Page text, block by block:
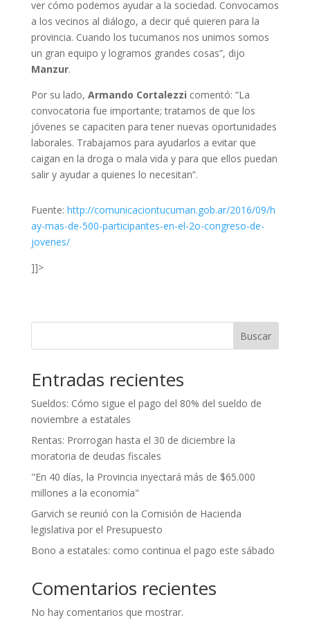
ver cómo podemos ayudar a la sociedad. Convocamos
a los vecinos al diálogo, a decir qué quieren para la
provincia. Cuando los tucumanos nos unimos somos
un gran equipo y logramos grandes cosas”, dijo
Manzur.
Por su lado, Armando Cortalezzi comentó: “La
convocatoria fue importante; tratamos de que los
jóvenes se capaciten para tener nuevas oportunidades
laborales. Trabajamos para ayudarlos a evitar que
caigan en la droga o mala vida y para que ellos puedan
salir y ayudar a quienes lo necesitan”.
Fuente: http://comunicaciontucuman.gob.ar/2016/09/h
ay-mas-de-500-participantes-en-el-2o-congreso-de-
jovenes/
]]>
Buscar
Entradas recientes
Sueldos: Cómo sigue el pago del 80% del sueldo de
noviembre a estatales
Rentas: Prorrogan hasta el 30 de diciembre la
moratoria de deudas fiscales
"En 40 días, la Provincia inyectará más de $65.000
millones a la economía"
Garvich se reunió con la Comisión de Hacienda
legislativa por el Presupuesto
Bono a estatales: como continua el pago este sábado
Comentarios recientes
No hay comentarios que mostrar.